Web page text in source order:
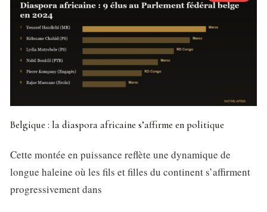
Belgique : la diaspora africaine s’affirme en politique
Cette montée en puissance reflète une dynamique de
longue haleine où les fils et filles du continent s’affirment
progressivement dans